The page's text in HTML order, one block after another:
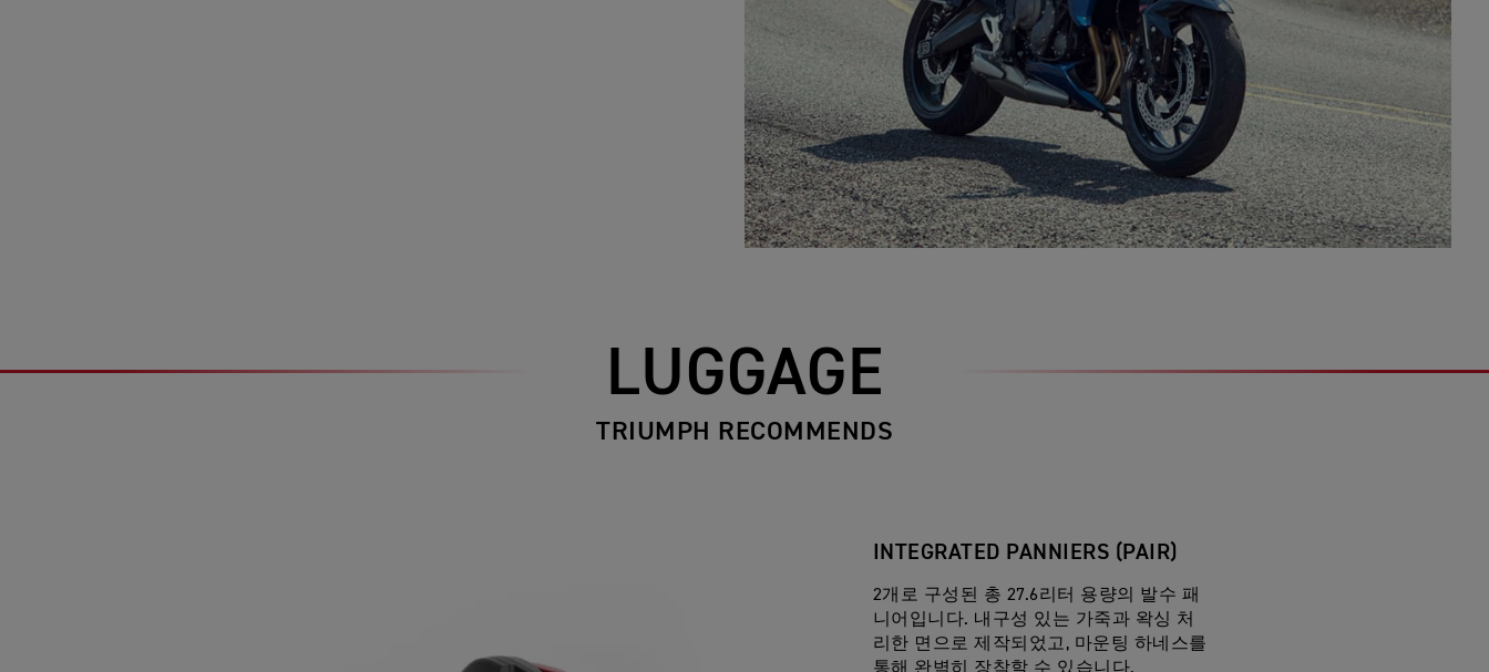
LUGGAGE
TRIUMPH RECOMMENDS
INTEGRATED PANNIERS (PAIR)
2개로 구성된 총 27.6리터 용량의 발수 패
니어입니다. 내구성 있는 가죽과 왁싱 처
리한 면으로 제작되었고, 마운팅 하네스를